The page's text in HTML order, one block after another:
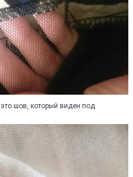
шов, который виден под